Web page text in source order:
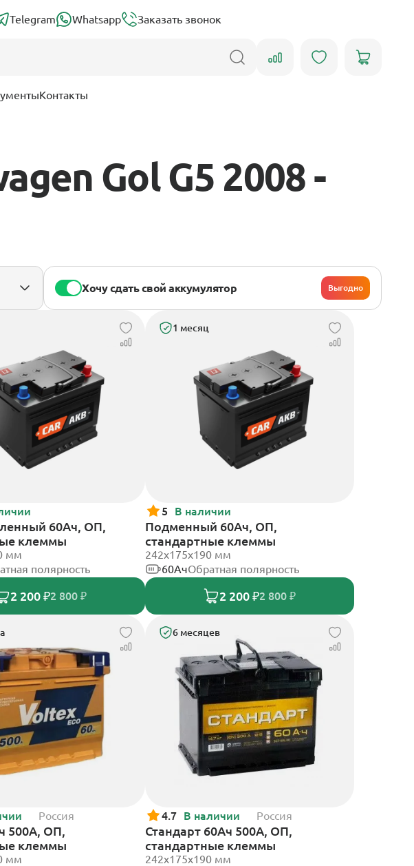
Telegram Whatsapp Заказать звонок
Контакты
Gol G5 2008 -
Хочу сдать свой аккумулятор Выгодно
60Ач, ОП,
клеммы
мм
полярность
2 200 ₽2 800 ₽
1 месяц
5 В наличии
Подменный 60Ач, ОП,
стандартные клеммы
242х175х190 мм
60АчОбратная полярность
2 200 ₽2 800 ₽
Россия
500А, ОП,
клеммы
мм
6 месяцев
4.7 В наличии Россия
Стандарт 60Ач 500А, ОП,
стандартные клеммы
242x175x190 мм